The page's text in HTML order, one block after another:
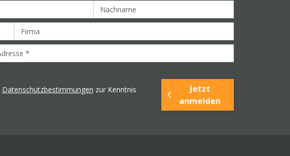
Datenschutzbestimmungen zur Kenntnis
Jetzt
anmelden